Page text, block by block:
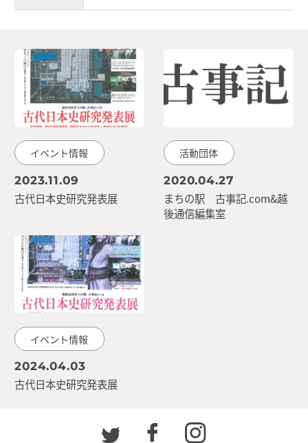
イベント情報
2023.11.09
古代日本史研究発表展
活動団体
2020.04.27
まちの駅 古事記.com&越
後通信編集室
イベント情報
2024.04.03
古代日本史研究発表展